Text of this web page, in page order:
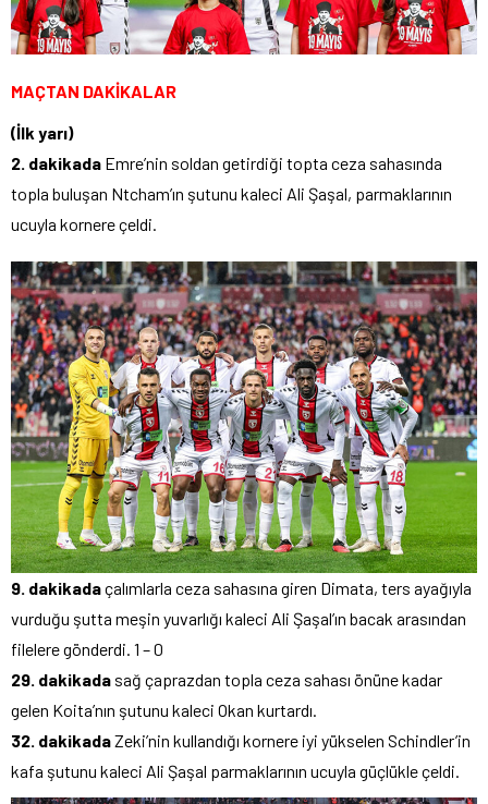
MAÇTAN DAKİKALAR
(İlk yarı)
2. dakikada Emre’nin soldan getirdiği topta ceza sahasında
topla buluşan Ntcham’ın şutunu kaleci Ali Şaşal, parmaklarının
ucuyla kornere çeldi.
9. dakikadaçalımlarla ceza sahasına giren Dimata, ters ayağıyla
vurduğu şutta meşin yuvarlığı kaleci Ali Şaşal’ın bacak arasından
filelere gönderdi. 1 – 0
29. dakikada sağ çaprazdan topla ceza sahası önüne kadar
gelen Koita’nın şutunu kaleci Okan kurtardı.
32. dakikadaZeki’nin kullandığı kornere iyi yükselen Schindler’in
kafa şutunu kaleci Ali Şaşal parmaklarının ucuyla güçlükle çeldi.